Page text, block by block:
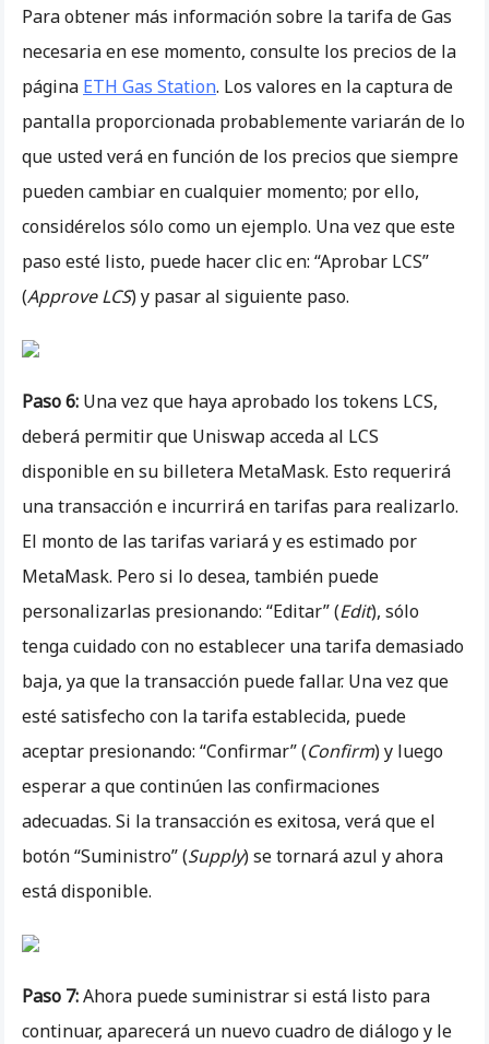
Para obtener más información sobre la tarifa de Gas
necesaria en ese momento, consulte los precios de la
página ETH Gas Station. Los valores en la captura de
pantalla proporcionada probablemente variarán de lo
que usted verá en función de los precios que siempre
pueden cambiar en cualquier momento; por ello,
considérelos sólo como un ejemplo. Una vez que este
paso esté listo, puede hacer clic en: “Aprobar LCS”
(Approve LCS) y pasar al siguiente paso.
Paso 6: Una vez que haya aprobado los tokens LCS,
deberá permitir que Uniswap acceda al LCS
disponible en su billetera MetaMask. Esto requerirá
una transacción e incurrirá en tarifas para realizarlo.
El monto de las tarifas variará y es estimado por
MetaMask. Pero si lo desea, también puede
personalizarlas presionando: “Editar” (Edit), sólo
tenga cuidado con no establecer una tarifa demasiado
baja, ya que la transacción puede fallar. Una vez que
esté satisfecho con la tarifa establecida, puede
aceptar presionando: “Confirmar” (Confirm) y luego
esperar a que continúen las confirmaciones
adecuadas. Si la transacción es exitosa, verá que el
botón “Suministro” (Supply) se tornará azul y ahora
está disponible.
Paso 7:Ahora puede suministrar si está listo para
continuar, aparecerá un nuevo cuadro de diálogo y le